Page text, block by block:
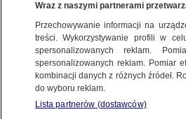
10.07.2018, 22:58
Udostępnij
Dzikie Dziki i ich trener
trzy dni i arcysprawna akcja
powierzchnię wyciągnąć
Wraz z naszymi partnerami
Przechowywanie informacji na
treści. Wykorzystywanie profili w
spersonalizowanych reklam.
spersonalizowanych reklam. Pomiar
kombinacji danych z różnych źródeł.
do wyboru reklam.
Lista partnerów (dostawców)